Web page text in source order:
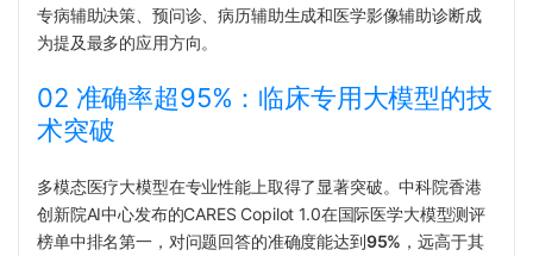
专病辅助决策、预问诊、病历辅助生成和医学影像辅助诊断成
为提及最多的应用方向。
02 准确率超95%：临床专用大模型的技
术突破
多模态医疗大模型在专业性能上取得了显著突破。中科院香港
创新院AI中心发布的CARES Copilot 1.0在国际医学大模型测评
榜单中排名第一，对问题回答的准确度能达到95% ，远高于其